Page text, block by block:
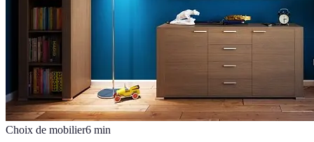
Choix de mobilier6 min